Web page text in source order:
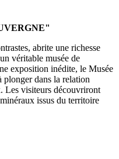
abrite une richesse
véritable musée de
exposition inédite, le Musée
dans la relation
Les visiteurs découvriront
issus du territoire